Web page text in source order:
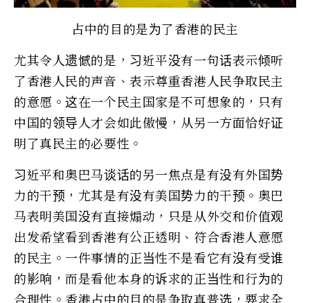
占中的目的是为了香港的民主
尤其令人遗憾的是，习近平没有一句话表示倾听
了香港人民的声音、表示尊重香港人民争取民主
的意愿。这在一个民主国家是不可想象的，只有
中国的领导人才会如此傲慢，从另一方面恰好证
明了真民主的必要性。
习近平和奥巴马谈话的另一焦点是有没有外国势
力的干预，尤其是有没有美国势力的干预。奥巴
马表明美国没有直接煽动，只是从外交和价值观
出发希望看到香港有公正透明、符合香港人意愿
的民主。一件事情的正当性不是看它有没有受谁
的影响，而是看他本身的诉求的正当性和行为的
合理性。香港占中的目的是争取真普选，要求全